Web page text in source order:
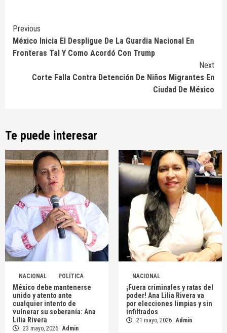
Continue
Reading
Previous
México Inicia El Despligue De La Guardia Nacional En
Fronteras Tal Y Como Acordó Con Trump
Next
Corte Falla Contra Detención De Niños Migrantes En
Ciudad De México
Te puede interesar
NACIONAL POLÍTICA
México debe mantenerse
unido y atento ante
cualquier intento de
vulnerar su soberanía: Ana
Lilia Rivera
23 mayo, 2026 Admin
NACIONAL
¡Fuera criminales y ratas del
poder! Ana Lilia Rivera va
por elecciones limpias y sin
infiltrados
21 mayo, 2026 Admin